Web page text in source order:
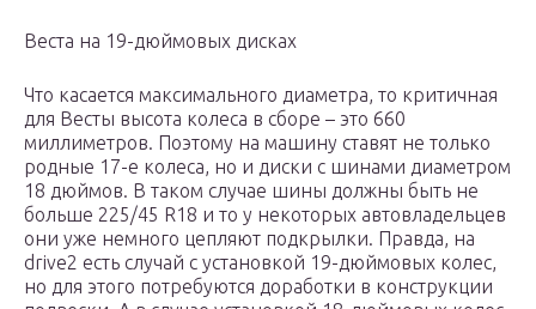
Веста на 19-дюймовых дисках
Что касается максимального диаметра, то критичная
для Весты высота колеса в сборе – это 660
миллиметров. Поэтому на машину ставят не только
родные 17-е колеса, но и диски с шинами диаметром
18 дюймов. В таком случае шины должны быть не
больше 225/45 R18 и то у некоторых автовладельцев
они уже немного цепляют подкрылки. Правда, на
drive2 есть случай с установкой 19-дюймовых колес,
но для этого потребуются доработки в конструкции